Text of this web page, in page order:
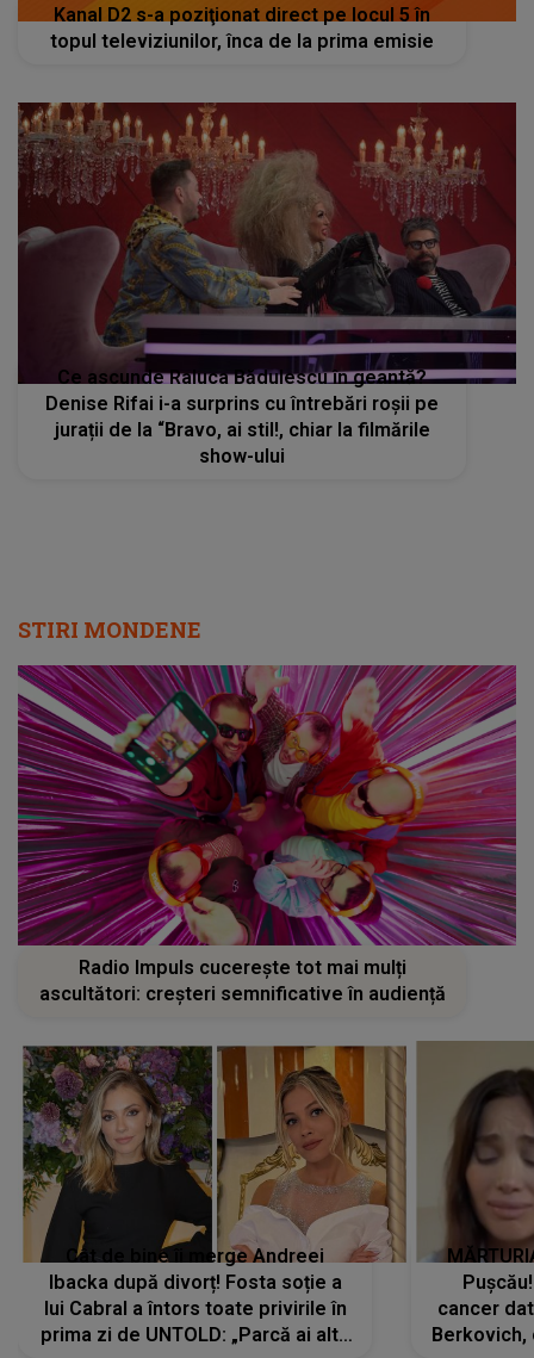
Kanal D2 s-a poziţionat direct pe locul 5 în
topul televiziunilor, înca de la prima emisie
Ce ascunde Raluca Bădulescu în geantă?
Denise Rifai i-a surprins cu întrebări roșii pe
jurații de la “Bravo, ai stil!, chiar la filmările
show-ului
STIRI MONDENE
Radio Impuls cucerește tot mai mulți
ascultători: creșteri semnificative în audiență
Cât de bine îi merge Andreei
Ibacka după divorț! Fosta soție a
lui Cabral a întors toate privirile în
prima zi de UNTOLD: „Parcă ai altă
cancer
Berkovich,